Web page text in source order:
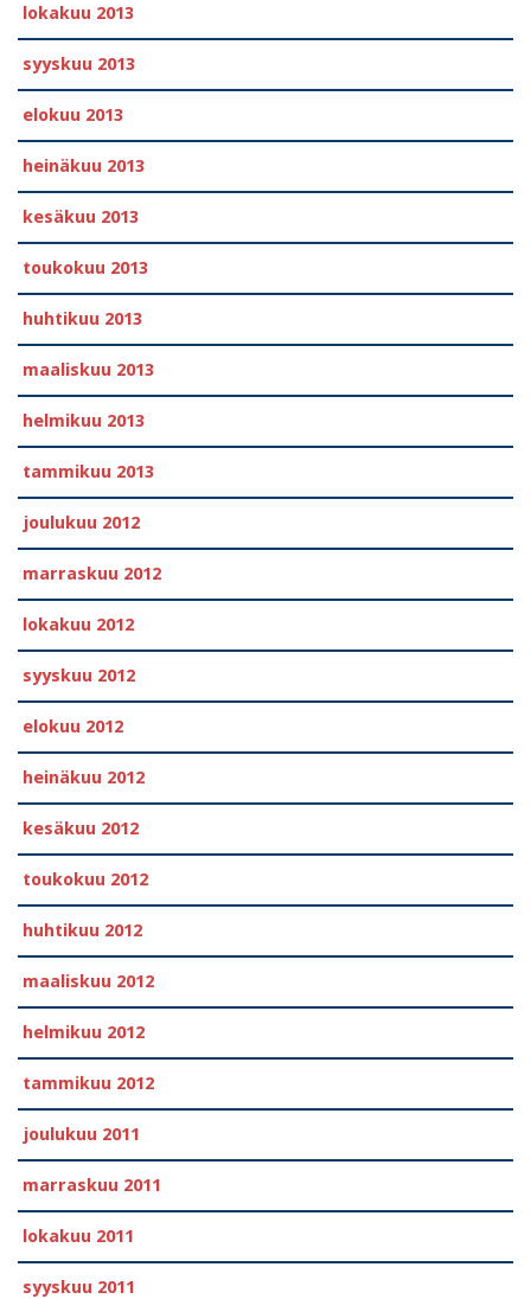
lokakuu 2013
syyskuu 2013
elokuu 2013
heinäkuu 2013
kesäkuu 2013
toukokuu 2013
huhtikuu 2013
maaliskuu 2013
helmikuu 2013
tammikuu 2013
joulukuu 2012
marraskuu 2012
lokakuu 2012
syyskuu 2012
elokuu 2012
heinäkuu 2012
kesäkuu 2012
toukokuu 2012
huhtikuu 2012
maaliskuu 2012
helmikuu 2012
tammikuu 2012
joulukuu 2011
marraskuu 2011
lokakuu 2011
syyskuu 2011